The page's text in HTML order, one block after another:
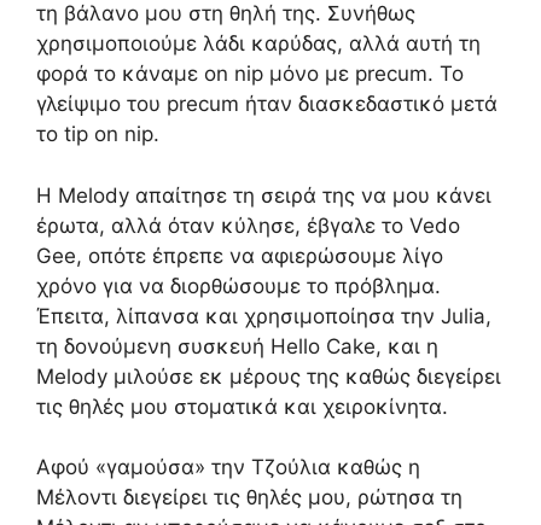
τη βάλανο μου στη θηλή της. Συνήθως
χρησιμοποιούμε λάδι καρύδας, αλλά αυτή τη
φορά το κάναμε on nip μόνο με precum. Το
γλείψιμο του precum ήταν διασκεδαστικό μετά
το tip on nip.
Η Melody απαίτησε τη σειρά της να μου κάνει
έρωτα, αλλά όταν κύλησε, έβγαλε το Vedo
Gee, οπότε έπρεπε να αφιερώσουμε λίγο
χρόνο για να διορθώσουμε το πρόβλημα.
Έπειτα, λίπανσα και χρησιμοποίησα την Julia,
τη δονούμενη συσκευή Hello Cake, και η
Melody μιλούσε εκ μέρους της καθώς διεγείρει
τις θηλές μου στοματικά και χειροκίνητα.
Αφού «γαμούσα» την Τζούλια καθώς η
Μέλοντι διεγείρει τις θηλές μου, ρώτησα τη